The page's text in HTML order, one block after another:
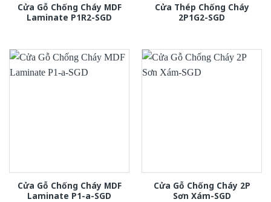
Cửa Gỗ Chống Cháy MDF
Laminate P1R2-SGD
Cửa Thép Chống Cháy
2P1G2-SGD
Cửa Gỗ Chống Cháy MDF
Laminate P1-a-SGD
Cửa Gỗ Chống Cháy 2P
Sơn Xám-SGD